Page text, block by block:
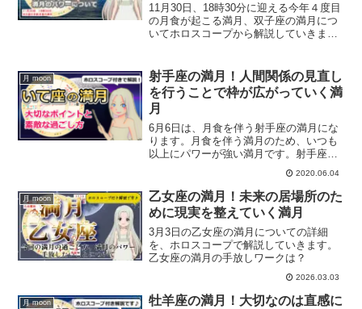
11月30日、18時30分に迎える今年４度目
の月食が起こる満月、双子座の満月につ
いてホロスコープから解説していきま
いて解説していきます。
月 moon
射手座の満月！人間関係の見直し
を行うことで枠が広がっていく満
月
6月6日は、月食を伴う射手座の満月にな
ります。月食を伴う満月のため、いつも
以上にパワーが強い満月です。射手座の
満月の詳細情報をホロスコープを交えて
解説していきます。射手座の満月の過ご
し方とは？
2020.06.04
月 moon
乙女座の満月！未来の居場所のた
めに現実を整えていく満月
3月3日の乙女座の満月についての詳細
を、ホロスコープで解説していきます。
乙女座の満月の手放しワークは？
2026.03.03
月 moon
牡羊座の満月！大切なのは直感に